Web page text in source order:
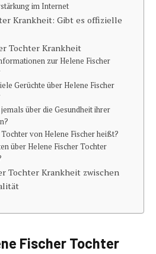
im Internet
Krankheit: Gibt es offizielle
Tochter Krankheit
zur Helene Fischer
Gerüchte über Helene Fischer
über die Gesundheit ihrer
von Helene Fischer heißt?
über Helene Fischer Tochter
Tochter Krankheit zwischen
Fischer Tochter